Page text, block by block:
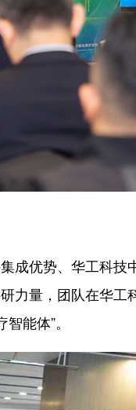
优势、华工科技
力量，团队在华工
能体”。